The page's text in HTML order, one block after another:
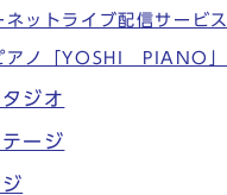
ネットライブ配信サービス
アノ「YOSHI PIANO」
ジオ
ージ